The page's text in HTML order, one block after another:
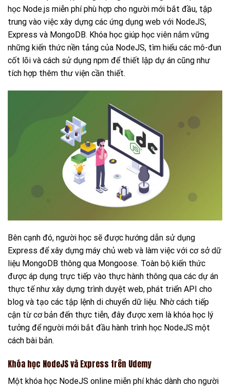
học Node.js miễn phí phù hợp cho người mới bắt đầu, tập
trung vào việc xây dựng các ứng dụng web với NodeJS,
Express và MongoDB. Khóa học giúp học viên nắm vững
những kiến thức nền tảng của NodeJS, tìm hiểu các mô-đun
cốt lõi và cách sử dụng npm để thiết lập dự án cũng như
tích hợp thêm thư viện cần thiết.
Bên cạnh đó, người học sẽ được hướng dẫn sử dụng
Express để xây dựng máy chủ web và làm việc với cơ sở dữ
liệu MongoDB thông qua Mongoose. Toàn bộ kiến thức
được áp dụng trực tiếp vào thực hành thông qua các dự án
thực tế như xây dựng trình duyệt web, phát triển API cho
blog và tạo các tập lệnh di chuyển dữ liệu. Nhờ cách tiếp
cận từ cơ bản đến thực tiễn, đây được xem là khóa học lý
tưởng để người mới bắt đầu hành trình học NodeJS một
cách bài bản.
Khóa học NodeJS và Express trên Udemy
Một khóa học NodeJS online miễn phí khác dành cho người